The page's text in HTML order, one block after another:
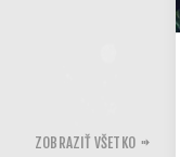
ZOBRAZIŤ VŠETKO